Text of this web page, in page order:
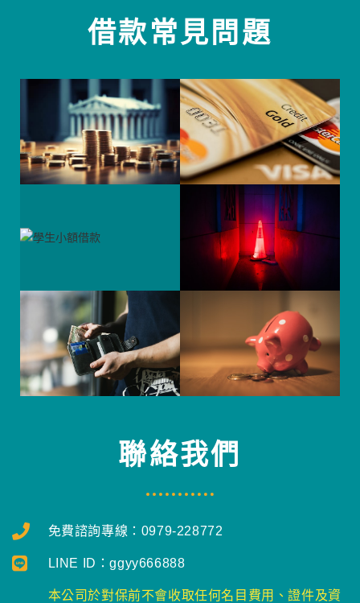
借款常見問題
聯絡我們
免費諮詢專線：0979-228772
LINE ID：ggyy666888
本公司於對保前不會收取任何名目費用、證件及資